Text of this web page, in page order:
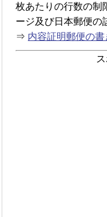
枚あたりの行数の制
ージ及び日本郵便の
⇒ 内容証明郵便の